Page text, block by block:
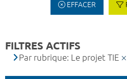
EFFACER
FILTRES ACTIFS
Par rubrique: Le projet TIE